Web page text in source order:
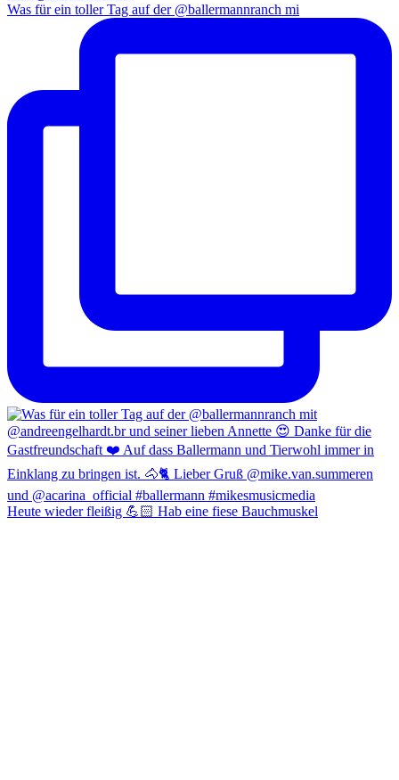
Was für ein toller Tag auf der @ballermannranch mi
Heute wieder fleißig 💪🏻 Hab eine fiese Bauchmuskel